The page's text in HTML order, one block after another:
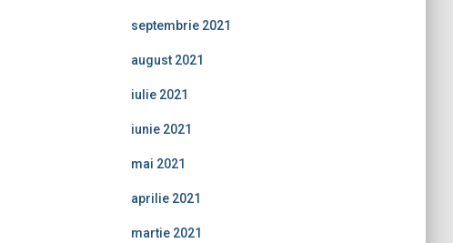
septembrie 2021
august 2021
iulie 2021
iunie 2021
mai 2021
aprilie 2021
martie 2021